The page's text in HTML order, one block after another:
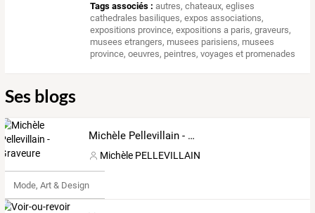
Tags associés : autres,chateaux,eglises
cathedrales basiliques,expos associations,
expositions province,expositions a paris,graveurs,
musees etrangers, musees parisiens, musees
province,oeuvres, peintres,voyages et promenades
Ses blogs
Michèle Pellevillain - Graveure
Michèle PELLEVILLAIN
Mode, Art & Design